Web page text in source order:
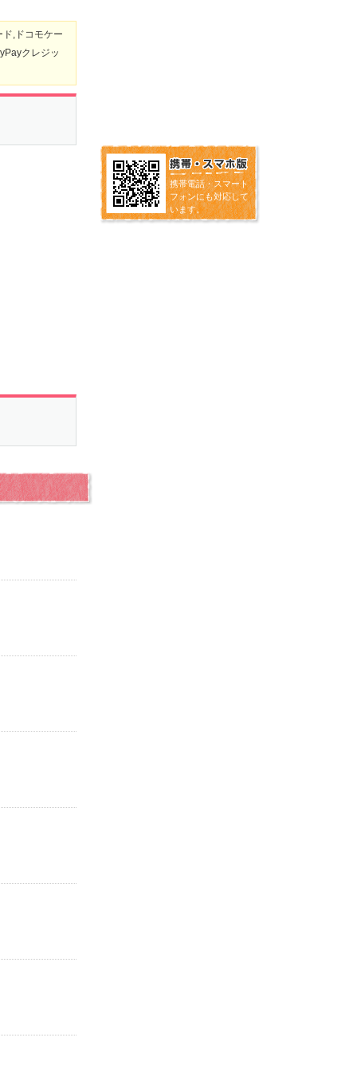
,ドコモケー
クレジッ
携帯電話・スマート
フォンにも対応して
います。